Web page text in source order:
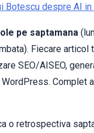
Botescu despre AI
pe saptamana
Fiecare articol
SEO/AISEO,
Complet
o retrospectiva